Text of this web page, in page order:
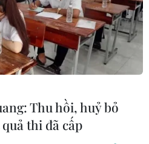
Thu hồi, huỷ bỏ
thi đã cấp